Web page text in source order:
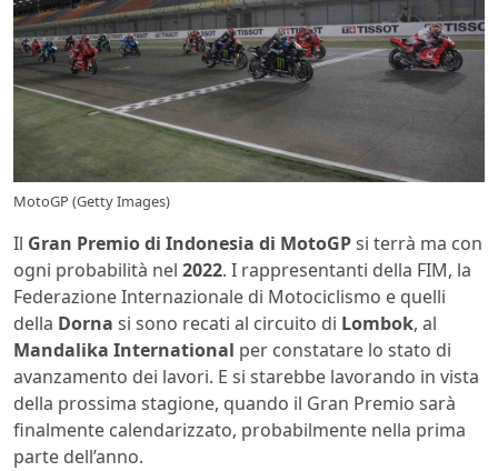
MotoGP (Getty Images)
Il Gran Premio di Indonesia di MotoGPsi terrà ma con
ogni probabilità nel 2022. I rappresentanti della FIM, la
Federazione Internazionale di Motociclismo e quelli
della Dorna si sono recati al circuito di Lombok, al
Mandalika International per constatare lo stato di
avanzamento dei lavori. E si starebbe lavorando in vista
della prossima stagione, quando il Gran Premio sarà
finalmente calendarizzato, probabilmente nella prima
parte dell’anno.